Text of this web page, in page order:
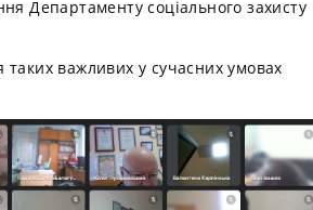
Департаменту соціального захисту
таких важливих у сучасних умовах